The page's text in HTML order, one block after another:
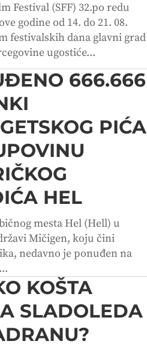
Festival (SFF) 32.po redu
godine od 14. do 21. 08.
festivalskih dana glavni grad
ugostiće...
666.666
PIĆA
HEL
mesta Hel (Hell) u
Mičigen, koju čini
nedavno je ponuđen na
KOŠTA
SLADOLEDA